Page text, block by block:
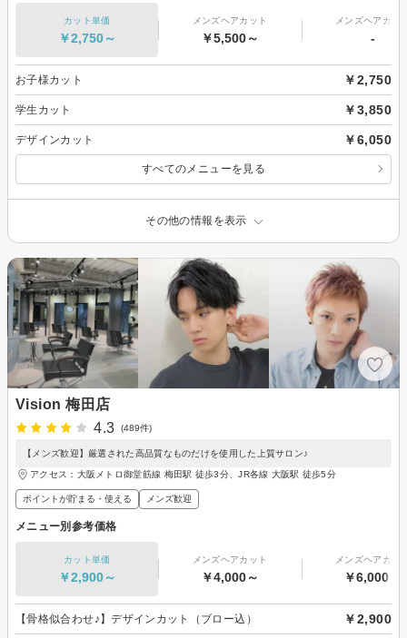
カット単価
￥2,750～
メンズヘアカット
￥5,500～
メンズヘアカラ
-
お子様カット ￥2,750
学生カット ￥3,850
デザインカット ￥6,050
すべてのメニューを見る
その他の情報を表示
Vision 梅田店
4.3
(489件)
【メンズ歓迎】厳選された高品質なものだけを使用した上質サロン♪
アクセス：大阪メトロ御堂筋線 梅田駅 徒歩3分、JR各線 大阪駅 徒歩5分
ポイントが貯まる・使える メンズ歓迎
メニュー別参考価格
カット単価
￥2,900～
メンズヘアカット
￥4,000～
メンズヘアカラ
￥6,000～
【骨格似合わせ♪】デザインカット（ブロー込） ￥2,900